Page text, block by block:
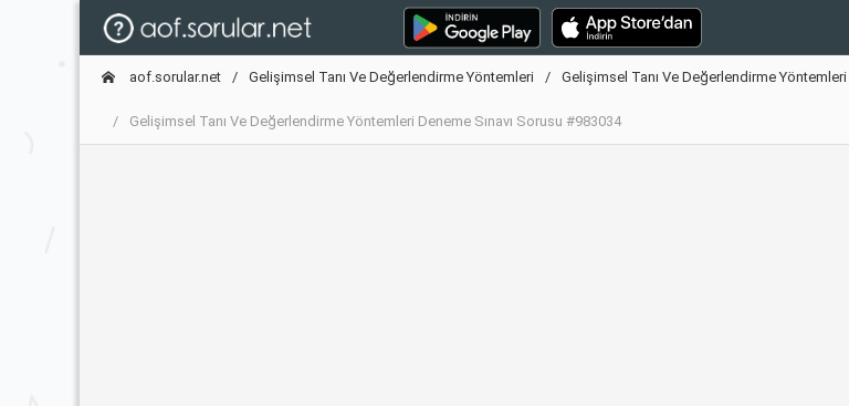
aof.sorular.net Gelişimsel Tanı Ve Değerlendirme Yöntemleri Gelişimsel Tanı Ve Değerlendirme Yöntemleri
Gelişimsel Tanı Ve Değerlendirme Yöntemleri Deneme Sınavı Sorusu #983034